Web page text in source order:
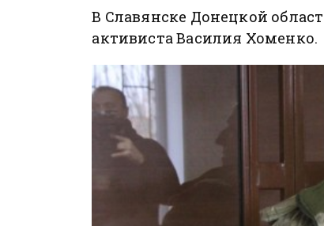
В Славянске Донецкой
активиста Василия Хоменко.